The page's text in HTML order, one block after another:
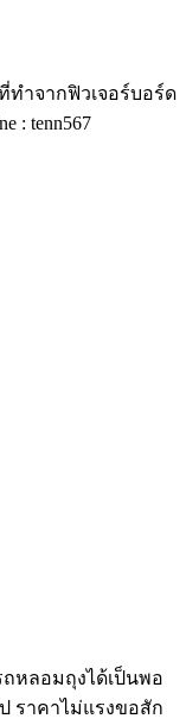
ทำจากฟิวเจอร์บอร์ด
: tenn567
หลอมถุงได้เป็นพอ
ราคาไม่แรงขอสัก